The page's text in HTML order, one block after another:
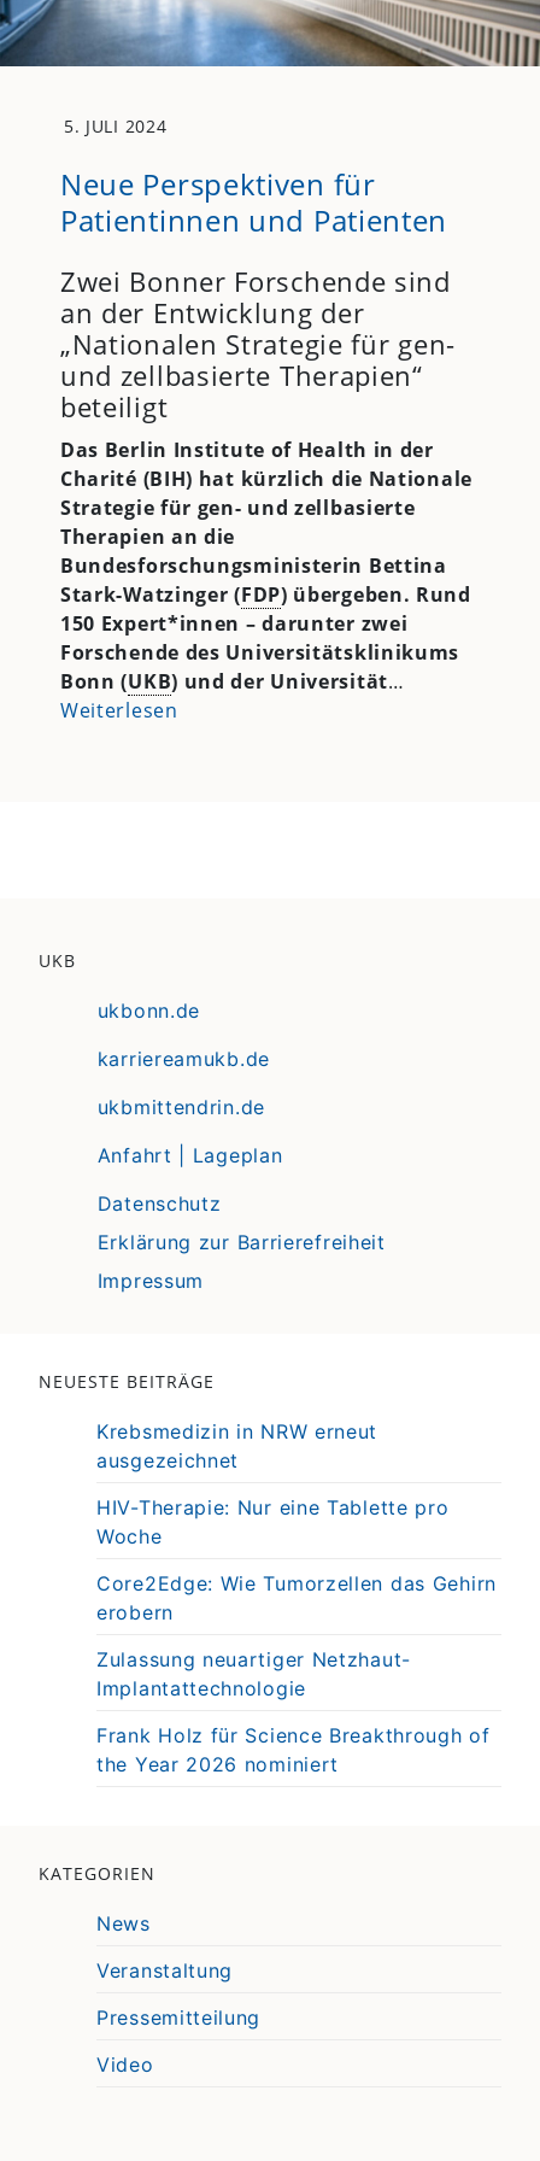
5. JULI 2024
Neue Perspektiven für
Patientinnen und Patienten
Zwei Bonner Forschende sind
an der Entwicklung der
„Nationalen Strategie für gen-
und zellbasierte Therapien“
beteiligt
Das Berlin Institute of Health in der
Charité (BIH) hat kürzlich die Nationale
Strategie für gen- und zellbasierte
Therapien an die
Bundesforschungsministerin Bettina
Stark-Watzinger (FDP) übergeben. Rund
150 Expert*innen – darunter zwei
Forschende des Universitätsklinikums
Bonn (UKB) und der Universität…
Weiterlesen
UKB
ukbonn.de
karriereamukb.de
ukbmittendrin.de
Anfahrt | Lageplan
Datenschutz
Erklärung zur Barrierefreiheit
Impressum
NEUESTE BEITRÄGE
Krebsmedizin in NRW erneut
ausgezeichnet
HIV-Therapie: Nur eine Tablette pro
Woche
Core2Edge: Wie Tumorzellen das Gehirn
erobern
Zulassung neuartiger Netzhaut-
Implantattechnologie
Frank Holz für Science Breakthrough of
the Year 2026 nominiert
KATEGORIEN
News
Veranstaltung
Pressemitteilung
Video